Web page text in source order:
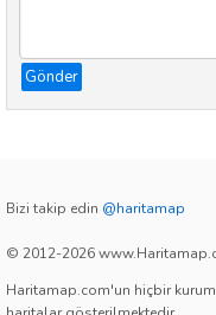
Gönder
Bizi takip edin @haritamap
© 2012-2026
Haritamap.com'un hiçbir